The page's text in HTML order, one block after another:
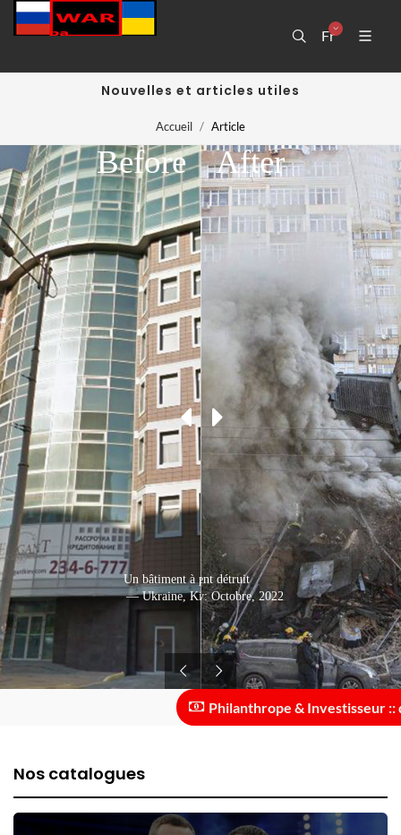
Fr
Nouvelles et articles utiles
Accueil Article
Un bâtiment détruit
— Ukraine, Kiev: Octobre, 2022
After
Un bâtiment à plusieurs étages
— Ukraine, Kiev: Juin, 2015
Before
Philanthrope & Investisseur ::
Nos catalogues